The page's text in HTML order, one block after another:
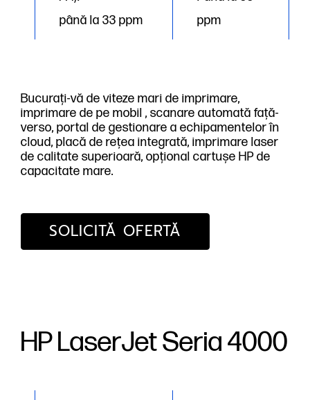
până la 33 ppm
ppm
Bucurați-vă de viteze mari de imprimare,
imprimare de pe mobil , scanare automată față-
verso, portal de gestionare a echipamentelor în
cloud, placă de rețea integrată, imprimare laser
de calitate superioară, opțional cartușe HP de
capacitate mare.
SOLICITĂ OFERTĂ
HP LaserJet Seria 4000